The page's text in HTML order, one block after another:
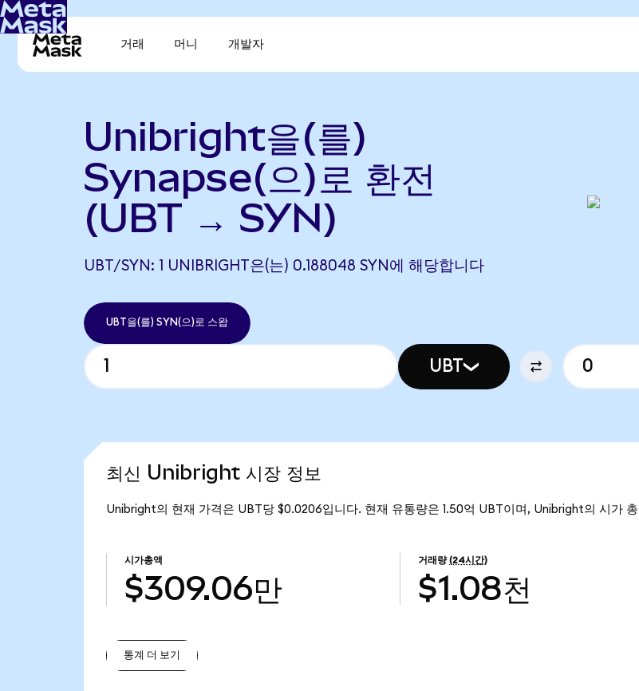
거래 머니 개발자
Unibright을(를)
Synapse(으)로 환전
(UBT → SYN)
UBT/SYN: 1 UNIBRIGHT은(는) 0.188048 SYN에 해당합니다
UBT을(를) SYN(으)로 스왑
UBT
최신 Unibright 시장 정보
Unibright의 현재 가격은 UBT당 $0.0206입니다. 현재 유통량은 1.50억 UBT이며, Unibright의 시가
시가총액
$309.06만
거래량 (24시간)
$1.08천
통계 더 보기